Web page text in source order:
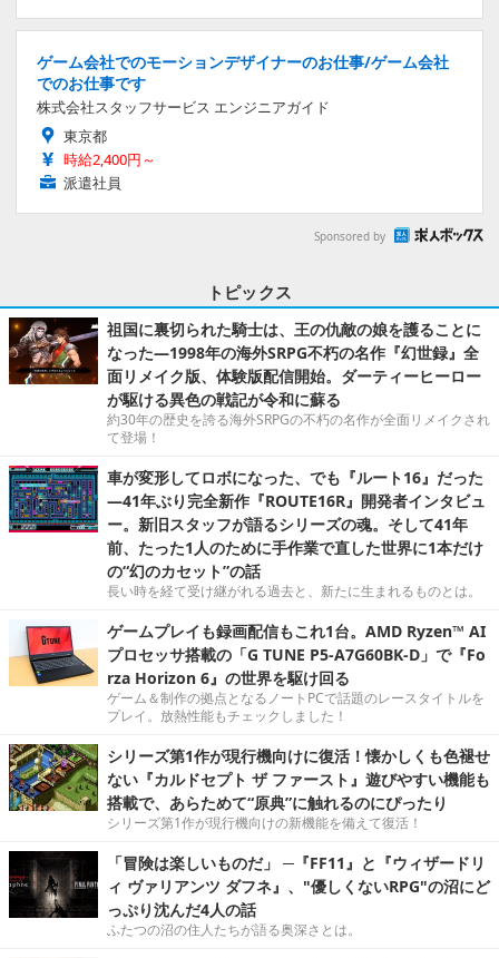
ゲーム会社でのモーションデザイナーのお仕事/ゲーム会社
でのお仕事です
株式会社スタッフサービス エンジニアガイド
東京都
時給2,400円～
派遣社員
Sponsored by
トピックス
祖国に裏切られた騎士は、王の仇敵の娘を護ることに
なった―1998年の海外SRPG不朽の名作『幻世録』全
面リメイク版、体験版配信開始。ダーティーヒーロー
が駆ける異色の戦記が令和に蘇る
約30年の歴史を誇る海外SRPGの不朽の名作が全面リメイクされ
て登場！
車が変形してロボになった、でも『ルート16』だった
―41年ぶり完全新作『ROUTE16R』開発者インタビュ
ー。新旧スタッフが語るシリーズの魂。そして41年
前、たった1人のために手作業で直した世界に1本だけ
の“幻のカセット”の話
長い時を経て受け継がれる過去と、新たに生まれるものとは。
ゲームプレイも録画配信もこれ1台。AMD Ryzen™ AI
プロセッサ搭載の「G TUNE P5-A7G60BK-D」で『Fo
rza Horizon 6』の世界を駆け回る
ゲーム＆制作の拠点となるノートPCで話題のレースタイトルを
プレイ。放熱性能もチェックしました！
シリーズ第1作が現行機向けに復活！懐かしくも色褪せ
ない『カルドセプト ザ ファースト』遊びやすい機能も
搭載で、あらためて“原典”に触れるのにぴったり
シリーズ第1作が現行機向けの新機能を備えて復活！
「冒険は楽しいものだ」 ─『FF11』と『ウィザードリ
ィ ヴァリアンツ ダフネ』、"優しくないRPG"の沼にど
っぷり沈んだ4人の話
ふたつの沼の住人たちが語る奥深さとは。